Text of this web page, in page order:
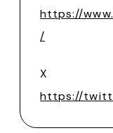
https://
/
X
https://